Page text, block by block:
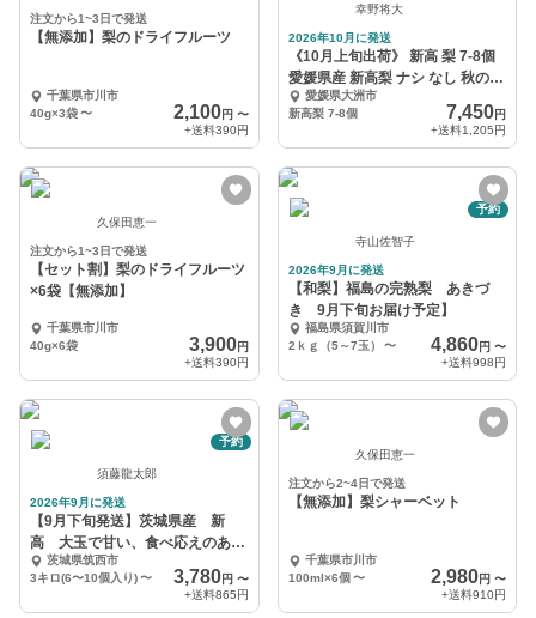
注文から1~3日で発送
【無添加】梨のドライフルーツ
千葉県市川市
40g×3袋〜 2,100円 〜
+送料390円
幸野将大
2026年10月に発送
《10月上旬出荷》 新高 梨 7-8個
愛媛県産 新高梨 ナシ なし 秋の味
覚 愛媛県大洲市
新高梨 7-8個
7,450円
+送料1,205円
久保田恵一
注文から1~3日で発送
【セット割】梨のドライフルーツ
×6袋【無添加】
千葉県市川市
40g×6袋
3,900円
+送料390円
予約
寺山佐智子
2026年9月に発送
【和梨】福島の完熟梨 あきづ
き 9月下旬お届け予定】
福島県須賀川市
2ｋｇ（5～7玉）
〜 4,860円 〜
+送料998円
予約
須藤龍太郎
2026年9月に発送
【9月下旬発送】茨城県産 新
高 大玉で甘い、食べ応えのある
ずっしり梨
茨城県筑西市
3キロ(6〜10個入り)〜 3,780円 〜
+送料865円
久保田恵一
注文から2~4日で発送
【無添加】梨シャーベット
千葉県市川市
100ml×6個 〜 2,980円 〜
+送料910円